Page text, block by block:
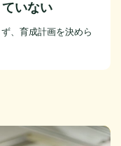
いない
、育成計画を決めら